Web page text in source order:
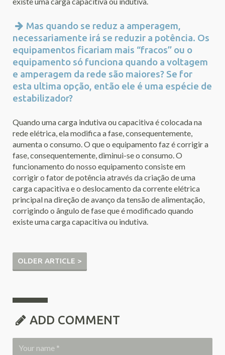
Mas quando se reduz a amperagem,
necessariamente irá se reduzir a potência. Os
equipamentos ficariam mais “fracos” ou o
equipamento só funciona quando a voltagem
e amperagem da rede são maiores? Se for
esta ultima opção, então ele é uma espécie de
estabilizador?
Quando uma carga indutiva ou capacitiva é colocada na
rede elétrica, ela modifica a fase, consequentemente,
aumenta o consumo. O que o equipamento faz é corrigir a
fase, consequentemente, diminui-se o consumo. O
funcionamento do nosso equipamento consiste em
corrigir o fator de potência através da criação de uma
carga capacitiva e o deslocamento da corrente elétrica
principal na direção de avanço da tensão de alimentação,
corrigindo o ângulo de fase que é modificado quando
existe uma carga capacitiva ou indutiva.
OLDER ARTICLE >
ADD COMMENT